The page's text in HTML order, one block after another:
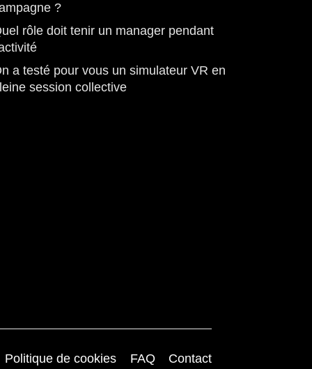
?
rôle doit tenir un manager pendant
a testé pour vous un simulateur VR en
session collective
Politique de cookies FAQ Contact